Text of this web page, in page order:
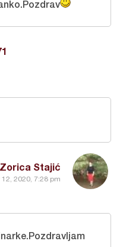
Zorica Stajić
12, 2020, 7:28 pm